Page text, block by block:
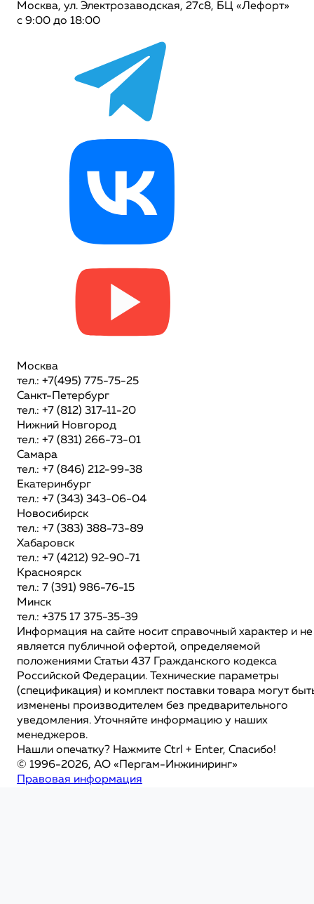
Москва, ул. Электрозаводская, 27с8, БЦ «Лефорт»
с 9:00 до 18:00
Москва
тел.: +7(495) 775-75-25
Санкт-Петербург
тел.: +7 (812) 317-11-20
Нижний Новгород
тел.: +7 (831) 266-73-01
Самара
тел.: +7 (846) 212-99-38
Екатеринбург
тел.: +7 (343) 343-06-04
Новосибирск
тел.: +7 (383) 388-73-89
Хабаровск
тел.: +7 (4212) 92-90-71
Красноярск
тел.: 7 (391) 986-76-15
Минск
тел.: +375 17 375-35-39
Информация на сайте носит справочный характер и не
является публичной офертой, определяемой
положениями Статьи 437 Гражданского кодекса
Российской Федерации. Технические параметры
(спецификация) и комплект поставки товара могут
изменены производителем без предварительного
уведомления. Уточняйте информацию у наших
менеджеров.
Нашли опечатку? Нажмите Ctrl + Enter, Спасибо!
© 1996-2026, АО «Пергам-Инжиниринг»
Правовая информация